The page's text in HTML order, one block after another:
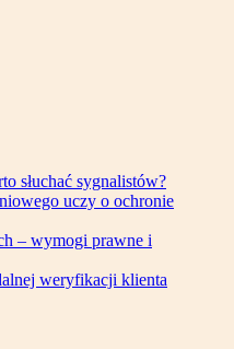
słuchać sygnalistów?
uczy o ochronie
– wymogi prawne i
weryfikacji klienta